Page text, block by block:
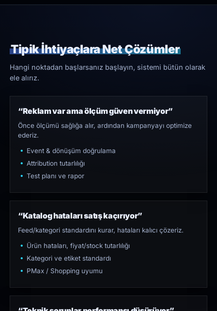
Tipik İhtiyaçlara Net Çözümler
Hangi noktadan başlarsanız başlayın, sistemi bütün olarak
ele alırız.
“Reklam var ama ölçüm güven vermiyor”
Önce ölçümü sağlığa alır, ardından kampanyayı optimize
ederiz.
Event & dönüşüm doğrulama
Attribution tutarlılığı
Test planı ve rapor
“Katalog hataları satış kaçırıyor”
Feed/kategori standardını kurar, hataları kalıcı çözeriz.
Ürün hataları, fiyat/stock tutarlılığı
Kategori ve etiket standardı
PMax / Shopping uyumu